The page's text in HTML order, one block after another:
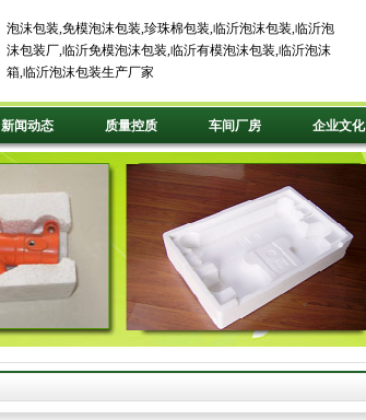
泡沫包装,免模泡沫包装,珍珠棉包装,临沂泡沫包装,临沂泡
沫包装厂,临沂免模泡沫包装,临沂有模泡沫包装,临沂泡沫
箱,临沂泡沫包装生产厂家
新闻动态 质量控质 车间厂房 企业文化